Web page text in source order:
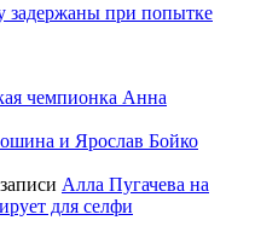
при попытке
чемпионка Анна
и Ярослав Бойко
Алла Пугачева на
для селфи